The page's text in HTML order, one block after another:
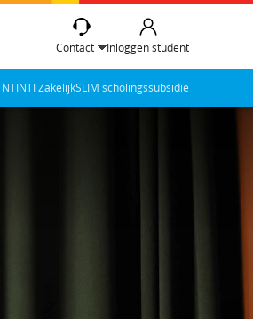
Contact Inloggen student
NTI ZakelijkSLIM scholingssubsidie